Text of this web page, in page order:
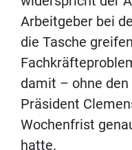
Arbeitgeber bei
die Tasche
damit – ohne
Präsident
Wochenfrist
hatte.